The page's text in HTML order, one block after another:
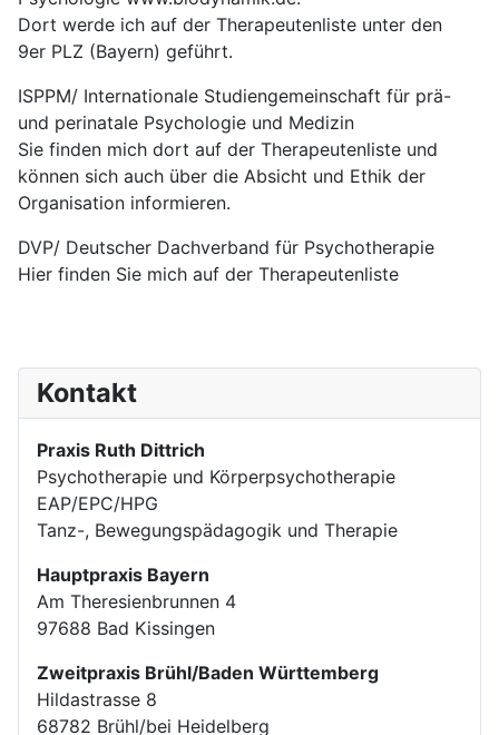
Dort werde ich auf der Therapeutenliste unter den
9er PLZ (Bayern) geführt.
ISPPM/ Internationale Studiengemeinschaft für prä-
und perinatale Psychologie und Medizin
Sie finden mich dort auf der Therapeutenliste und
können sich auch über die Absicht und Ethik der
Organisation informieren.
DVP/ Deutscher Dachverband für Psychotherapie
Hier finden Sie mich auf der Therapeutenliste
Kontakt
Praxis Ruth Dittrich
Psychotherapie und Körperpsychotherapie
EAP/EPC/HPG
Tanz-, Bewegungspädagogik und Therapie
Hauptpraxis Bayern
Am Theresienbrunnen 4
97688 Bad Kissingen
Zweitpraxis Brühl/Baden Württemberg
Hildastrasse 8
68782 Brühl/bei Heidelberg